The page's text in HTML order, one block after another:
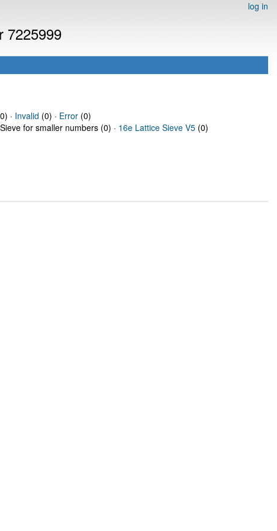
log in
7225999
· Invalid (0) · Error(0)
for smaller numbers (0) · 16e Lattice Sieve V5 (0)